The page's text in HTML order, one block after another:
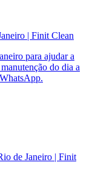
| Finit Clean
para ajudar a
do dia a
de Janeiro | Finit